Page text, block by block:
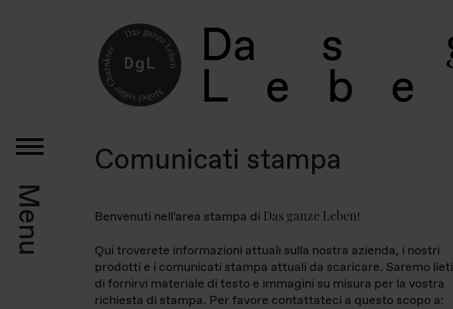
Da s
L e b e
Menu
Comunicati stampa
Benvenuti nell'area stampa di Das ganze Leben!
Qui troverete informazioni attuali sulla nostra azienda, i nostri
prodotti e i comunicati stampa attuali da scaricare. Saremo lieti
di fornirvi materiale di testo e immagini su misura per la vostra
richiesta di stampa. Per favore contattateci a questo scopo a: